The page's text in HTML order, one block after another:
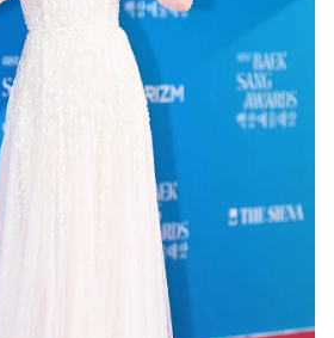
Infographic
Shorts video
VTV Thể thao
Bất động sản
Tấm lòng Việt